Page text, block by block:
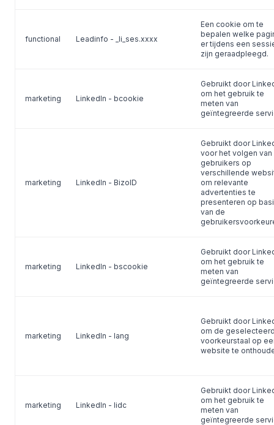
functional Leadinfo - _li_ses.xxxx
Een cookie om te
bepalen welke
er tijdens een
zijn geraadpleegd.
marketing LinkedIn - bcookie
Gebruikt door
om het gebruik te
meten van
geïntegreerde
marketing LinkedIn - BizoID
Gebruikt door
voor het volgen van
gebruikers op
verschillende
om relevante
advertenties te
presenteren op
van de
marketing LinkedIn - bscookie
Gebruikt door
om het gebruik te
meten van
geïntegreerde
marketing LinkedIn - lang
Gebruikt door
om de
voorkeurstaal op
website te
marketing LinkedIn - lidc
Gebruikt door
om het gebruik te
meten van
geïntegreerde